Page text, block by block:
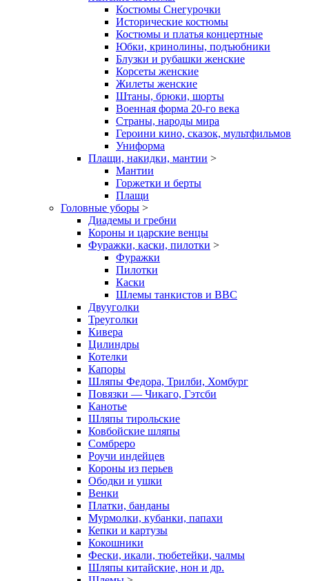
Костюмы Снегурочки
Исторические костюмы
Костюмы и платья концертные
Юбки, кринолины, подъюбники
Блузки и рубашки женские
Корсеты женские
Жилеты женские
Штаны, брюки, шорты
Военная форма 20-го века
Страны, народы мира
Героини кино, сказок, мультфильмов
Униформа
Плащи, накидки, мантии >
Мантии
Горжетки и берты
Плащи
Головные уборы >
Диадемы и гребни
Короны и царские венцы
Фуражки, каски, пилотки >
Фуражки
Пилотки
Каски
Шлемы танкистов и ВВС
Двууголки
Треуголки
Кивера
Цилиндры
Котелки
Капоры
Шляпы Федора, Трилби, Хомбург
Повязки — Чикаго, Гэтсби
Канотье
Шляпы тирольские
Ковбойские шляпы
Сомбреро
Роучи индейцев
Короны из перьев
Ободки и ушки
Венки
Платки, банданы
Мурмолки, кубанки, папахи
Кепки и картузы
Кокошники
Фески, икали, тюбетейки, чалмы
Шляпы китайские, нон и др.